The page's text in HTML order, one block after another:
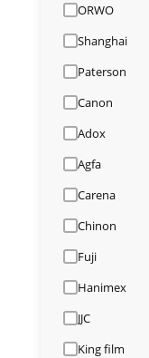
ORWO
Shanghai
Paterson
Canon
Adox
Agfa
Carena
Chinon
Fuji
Hanimex
JJC
King film